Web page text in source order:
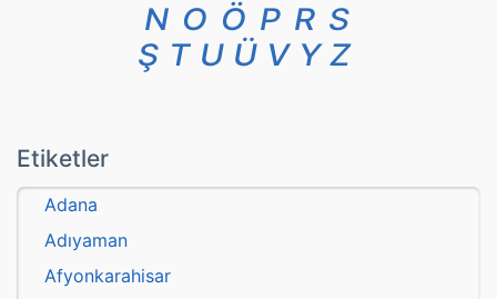
N O Ö P R S
Ş T U Ü V Y Z
Etiketler
Adana
Adıyaman
Afyonkarahisar